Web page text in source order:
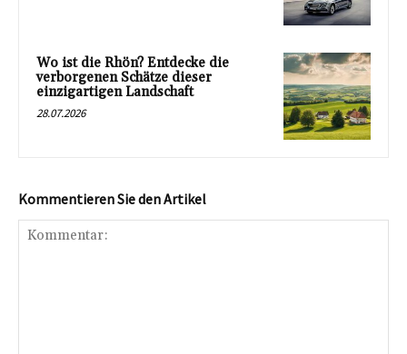
Wo ist die Rhön? Entdecke die
verborgenen Schätze dieser
einzigartigen Landschaft
28.07.2026
Kommentieren Sie den Artikel